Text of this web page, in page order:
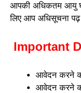
आपकी अधिकतम आयु
लिए आप अधिसूचना
Important
आवेदन करने
आवेदन करने